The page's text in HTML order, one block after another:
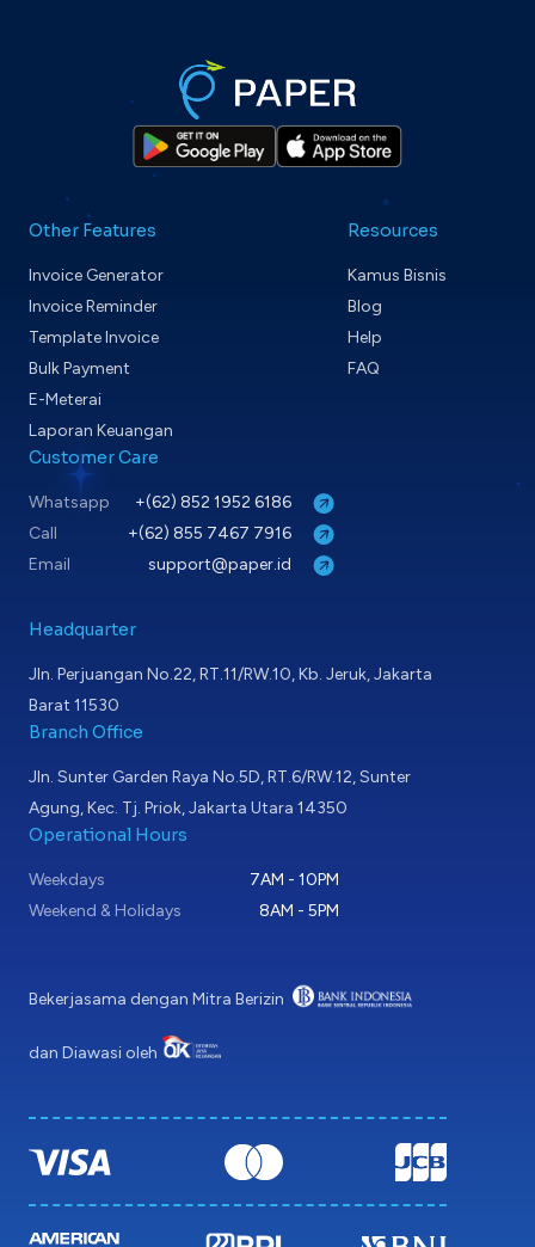
Other Features
Invoice Generator
Invoice Reminder
Template Invoice
Bulk Payment
E-Meterai
Laporan Keuangan
Resources
Kamus Bisnis
Blog
Help
FAQ
Customer Care
Whatsapp
+(62) 852 1952 6186
Call
+(62) 855 7467 7916
Email
support@paper.id
Headquarter
Jln. Perjuangan No.22, RT.11/RW.10, Kb. Jeruk, Jakarta
Barat 11530
Branch Office
Jln. Sunter Garden Raya No.5D, RT.6/RW.12, Sunter
Agung, Kec. Tj. Priok, Jakarta Utara 14350
Operational Hours
Weekdays
7AM - 10PM
Weekend & Holidays
8AM - 5PM
Bekerjasama dengan Mitra Berizin
dan Diawasi oleh